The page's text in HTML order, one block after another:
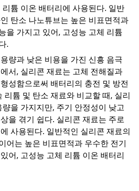
튬 이온 배터리에 사용된다. 일반
탄소 나노튜브는 높은 비표면적과
을 가지고 있어, 고성능 고체 리튬
.
량과 낮은 비용을 가진 신흥 음극
서, 실리콘 재료는 고체 전해질과
성함으로써 배터리의 충전 및 방전
리튬 및 탄소 재료와 비교할 때, 실리
을 가지지만, 주기 안정성이 낮고
을 겪기 쉽다. 실리콘 재료는 주로
사용된다. 일반적인 실리콘 재료의
어는 높은 비표면적과 우수한 전기
어, 고성능 고체 리튬 이온 배터리